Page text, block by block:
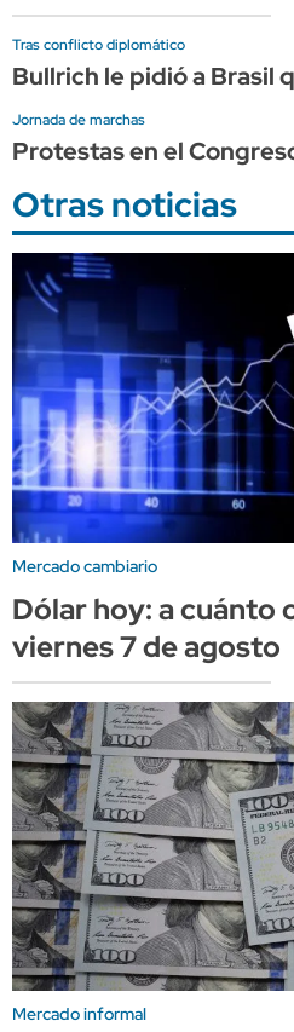
Tras conflicto diplomático
Bullrich le pidió a Brasil
Jornada de marchas
Protestas en el
Otras noticias
Mercado cambiario
Dólar hoy: a cuánto
viernes 7 de agosto
Mercado informal